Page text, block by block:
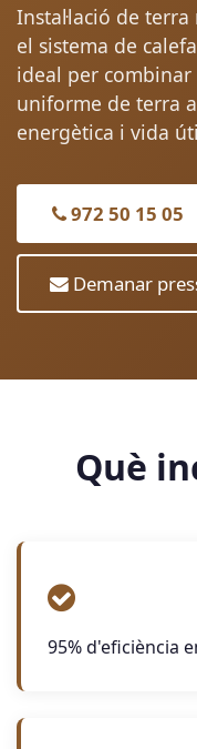
Instal·lació de
el sistema de
ideal per
uniforme de terra
energètica i vida
972 50 15 05
Demanar
Què
95% d'eficiència